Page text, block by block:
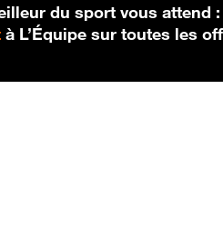
du sport vous attend :
à L’Équipe sur toutes les